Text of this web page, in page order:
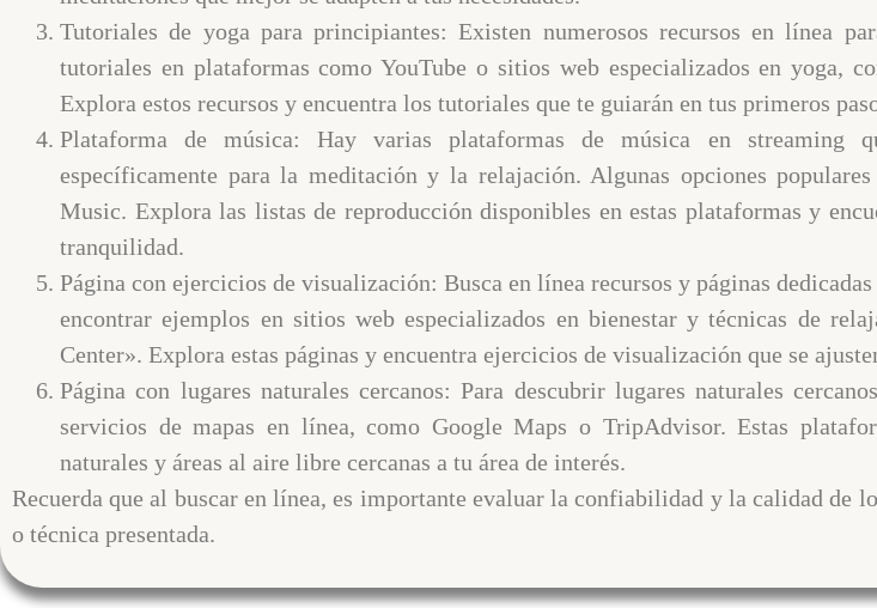
Tutoriales de yoga para principiantes: Existen numerosos recursos en línea
tutoriales en plataformas como YouTube o sitios web especializados en yoga,
Explora estos recursos y encuentra los tutoriales que te guiarán en tus primeros
Plataforma de música: Hay varias plataformas de música en streaming
específicamente para la meditación y la relajación. Algunas opciones
Music. Explora las listas de reproducción disponibles en estas plataformas y
tranquilidad.
Página con ejercicios de visualización: Busca en línea recursos y páginas
encontrar ejemplos en sitios web especializados en bienestar y técnicas de
Center». Explora estas páginas y encuentra ejercicios de visualización que se
Página con lugares naturales cercanos: Para descubrir lugares naturales
servicios de mapas en línea, como Google Maps o TripAdvisor. Estas
naturales y áreas al aire libre cercanas a tu área de interés.
Recuerda que al buscar en línea, es importante evaluar la confiabilidad y la calidad de
o técnica presentada.